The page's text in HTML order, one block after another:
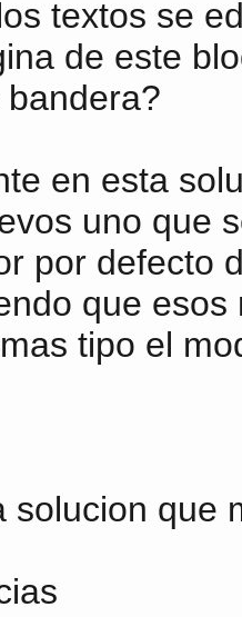
textos se
de este
en esta
uno que
por defecto
que
tipo el
solucion que